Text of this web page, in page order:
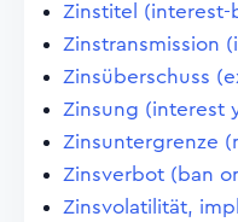
Zinstitel (interest-
Zinstransmission
Zinsüberschuss
Zinsung (interest
Zinsuntergrenze
Zinsverbot (ban
Zinsvolatilität,